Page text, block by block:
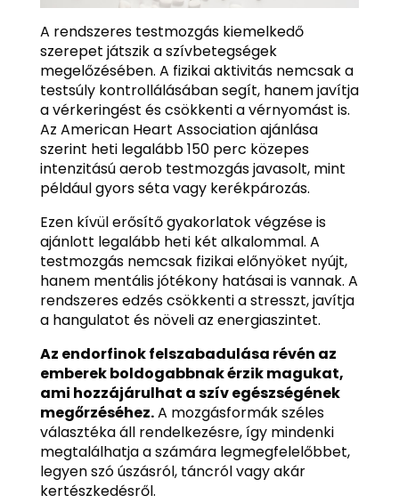
A rendszeres testmozgás kiemelkedő
szerepet játszik a szívbetegségek
megelőzésében. A fizikai aktivitás nemcsak a
testsúly kontrollálásában segít, hanem javítja
a vérkeringést és csökkenti a vérnyomást is.
Az American Heart Association ajánlása
szerint heti legalább 150 perc közepes
intenzitású aerob testmozgás javasolt, mint
például gyors séta vagy kerékpározás.
Ezen kívül erősítő gyakorlatok végzése is
ajánlott legalább heti két alkalommal. A
testmozgás nemcsak fizikai előnyöket nyújt,
hanem mentális jótékony hatásai is vannak. A
rendszeres edzés csökkenti a stresszt, javítja
a hangulatot és növeli az energiaszintet.
Az endorfinok felszabadulása révén az
emberek boldogabbnak érzik magukat,
ami hozzájárulhat a szív egészségének
megőrzéséhez.A mozgásformák széles
választéka áll rendelkezésre, így mindenki
megtalálhatja a számára legmegfelelőbbet,
legyen szó úszásról, táncról vagy akár
kertészkedésről.